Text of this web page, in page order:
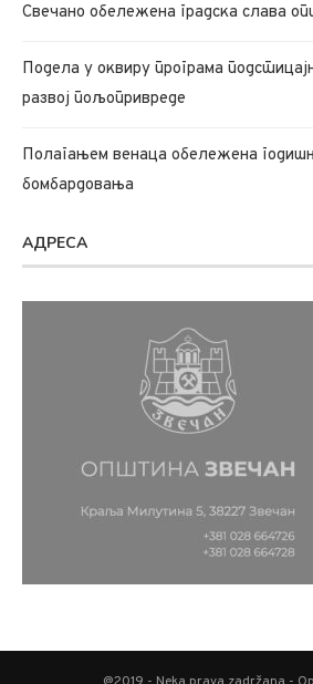
Свечано обележена градска слава
Подела у оквиру програма
развој пољопривреде
Полагањем венаца обележена
бомбардовања
АДРЕСА